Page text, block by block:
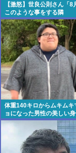
【激怒】世良公則さん「8
このような事をする隣
国」・・・・・・・・・
体重140キロからムキムキ
ョになった男性の美しい
チラ！！！